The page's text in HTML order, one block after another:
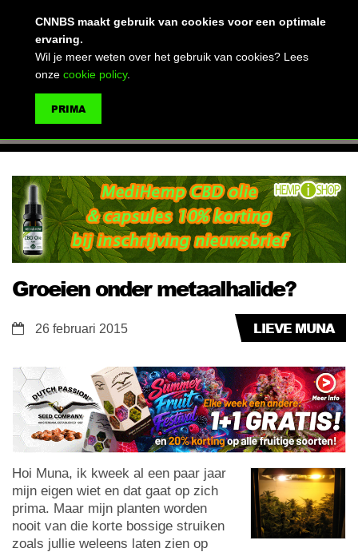
Groeien onder metaalhalide?
LIEVE MUNA
26 februari 2015
Hoi Muna, ik kweek al een paar jaar
mijn eigen wiet en dat gaat op zich
prima. Maar mijn planten worden
nooit van die korte bossige struiken
zoals jullie weleens laten zien op
CNNBS maakt gebruik van cookies voor een optimale
ervaring.
Wil je meer weten over het gebruik van cookies? Lees
onze cookie policy.
PRIMA